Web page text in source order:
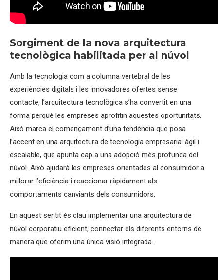
Sorgiment de la nova arquitectura
tecnològica habilitada per al núvol
Amb la tecnologia com a columna vertebral de les
experiències digitals i les innovadores ofertes sense
contacte, l’arquitectura tecnològica s’ha convertit en una
forma perquè les empreses aprofitin aquestes oportunitats.
Això marca el començament d’una tendència que posa
l’accent en una arquitectura de tecnologia empresarial àgil i
escalable, que apunta cap a una adopció més profunda del
núvol. Això ajudarà les empreses orientades al consumidor a
millorar l’eficiència i reaccionar ràpidament als
comportaments canviants dels consumidors.
En aquest sentit és clau implementar una arquitectura de
núvol corporatiu eficient, connectar els diferents entorns de
manera que oferim una única visió integrada.